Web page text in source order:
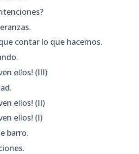
contar lo que hacemos.
ellos! (III)
ellos! (II)
ellos! (I)
barro.